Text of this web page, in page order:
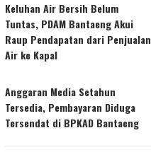
Keluhan Air Bersih Belum
Tuntas, PDAM Bantaeng Akui
Raup Pendapatan dari Penjualan
Air ke Kapal
Anggaran Media Setahun
Tersedia, Pembayaran Diduga
Tersendat di BPKAD Bantaeng